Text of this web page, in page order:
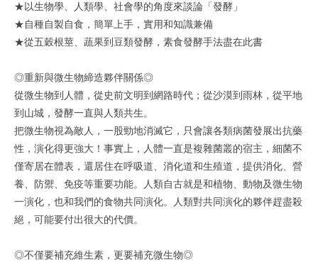
★以生物學、人類學、社會學的角度來談論「發酵」
★自種自製自食，簡單上手，實用和知識兼備
★從五穀根莖、蔬果到豆類發酵，素食發酵手法盡在此書
◎重新與微生物締造夥伴關係◎
從微生物到人體，從史前文明到網路時代；從沙漠到雨林，從平地
到山城，發酵一直與人類共生。
把微生物視為敵人，一股勁地消滅它，只會讓各類病菌發展出抗藥
性，演化得更強大！事實上，人體一直是複雜菌叢的宿主，細菌不
僅寄居在體表，還居住在呼吸道、消化道和生殖道，提供消化、營
養、防禦、免疫等重要功能。人類自古就是和植物、動物及微生物
一演化，也和我們的食物共同演化。人類對共同演化的夥伴趕盡殺
絕，可能要付出很大的代價。
◎不僅要補充維生素，更要補充微生物◎